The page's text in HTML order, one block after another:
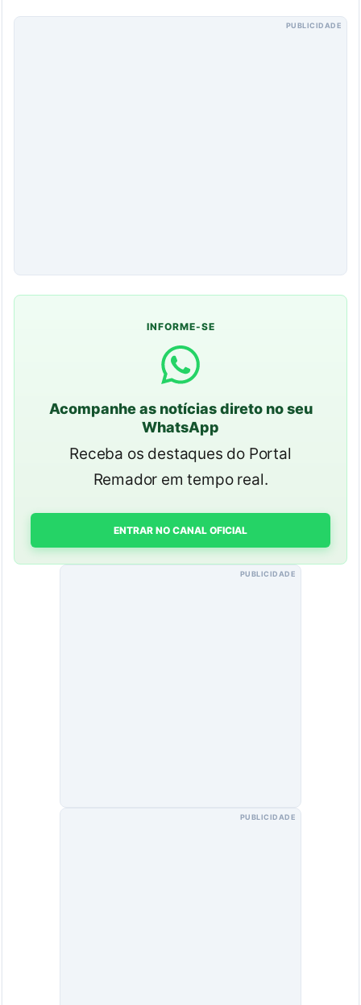
PUBLICIDADE
INFORME-SE
Acompanhe as notícias direto no seu
WhatsApp
Receba os destaques do Portal
Remador em tempo real.
ENTRAR NO CANAL OFICIAL
PUBLICIDADE
PUBLICIDADE